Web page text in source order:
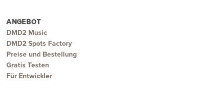
ANGEBOT
DMD2 Music
DMD2 Spots Factory
Preise und Bestellung
Gratis Testen
Für Entwickler